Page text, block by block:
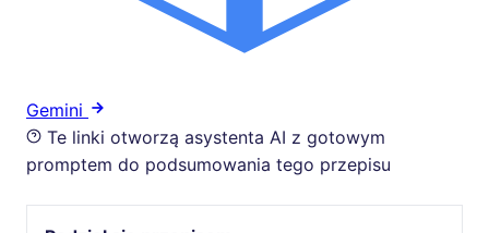
Gemini
Te linki otworzą asystenta AI z gotowym
promptem do podsumowania tego przepisu